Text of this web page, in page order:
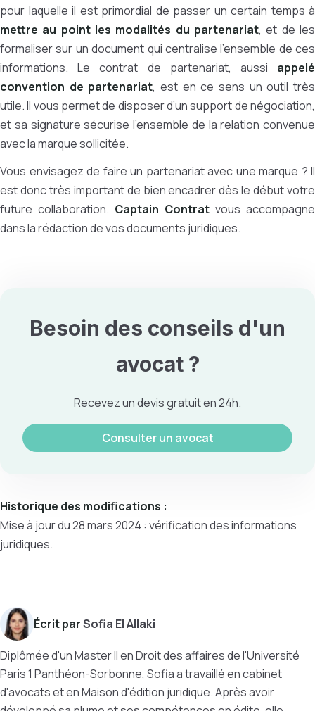
pour laquelle il est primordial de passer un certain temps à
mettre au point les modalités du partenariat, et de les
formaliser sur un document qui centralise l’ensemble de ces
informations. Le contrat de partenariat, aussi appelé
convention de partenariat, est en ce sens un outil très
utile. Il vous permet de disposer d’un support de négociation,
et sa signature sécurise l’ensemble de la relation convenue
avec la marque sollicitée.
Vous envisagez de faire un partenariat avec une marque ? Il
est donc très important de bien encadrer dès le début votre
future collaboration. Captain Contrat vous accompagne
dans la rédaction de vos documents juridiques.
Besoin des conseils d'un
avocat ?
Recevez un devis gratuit en 24h.
Consulter un avocat
Historique des modifications :
Mise à jour du 28 mars 2024 : vérification des informations
juridiques.
Écrit parSofia El Allaki
Diplômée d'un Master II en Droit des affaires de l'Université
Paris 1 Panthéon-Sorbonne, Sofia a travaillé en cabinet
d'avocats et en Maison d'édition juridique. Après avoir